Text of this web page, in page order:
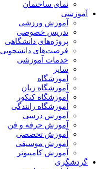
نمای ساختمان
آموزشی
آموزش ورزشی
تدریس خصوصی
پروژه‌های دانشگاهی
فرصت‌های دانشجویی
خدمات آموزشی
سایر
آموزشگاه
آموزشگاه زبان
آموزشگاه کنکور
آموزشگاه رانندگی
آموزش درسی
آموزش حرفه و فن
آموزش تخصصی
آموزش موسیقی
آموزش کامپیوتر
گردشگری